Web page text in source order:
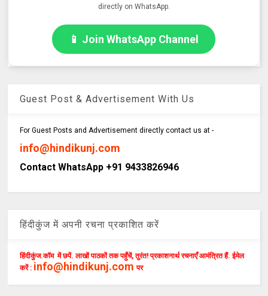
directly on WhatsApp.
📱 Join WhatsApp Channel
Guest Post & Advertisement With Us
For Guest Posts and Advertisement directly contact us at -
info@hindikunj.com
Contact WhatsApp +91 9433826946
हिंदीकुंज में अपनी रचना प्रकाशित करें
हिंदीकुंज.कॉम में छपें. लाखों पाठकों तक पहुँचें, तुरंत! प्रकाशनार्थ रचनाएँ आमंत्रित हैं. ईमेल
करें : info@hindikunj.com पर